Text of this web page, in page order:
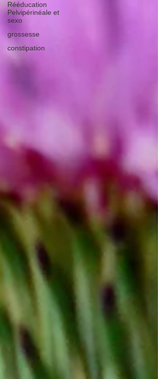
Rééducation
Pelvipérinéale et
sexo
grossesse
constipation